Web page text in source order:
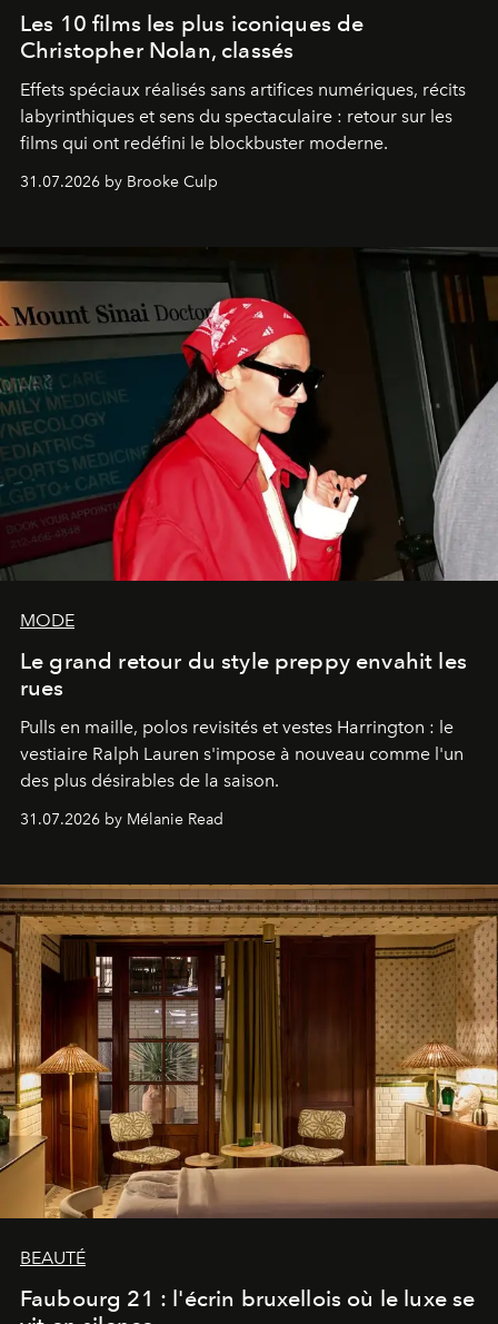
Les 10 films les plus iconiques de
Christopher Nolan, classés
Effets spéciaux réalisés sans artifices numériques, récits
labyrinthiques et sens du spectaculaire : retour sur les
films qui ont redéfini le blockbuster moderne.
31.07.2026 by Brooke Culp
MODE
Le grand retour du style preppy envahit les
rues
Pulls en maille, polos revisités et vestes Harrington : le
vestiaire Ralph Lauren s'impose à nouveau comme l'un
des plus désirables de la saison.
31.07.2026 by Mélanie Read
BEAUTÉ
Faubourg 21 : l'écrin bruxellois où le luxe se